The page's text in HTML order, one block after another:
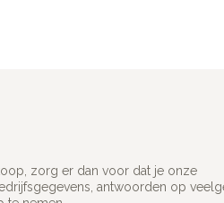
zorg er dan voor dat je onze
antwoorden op